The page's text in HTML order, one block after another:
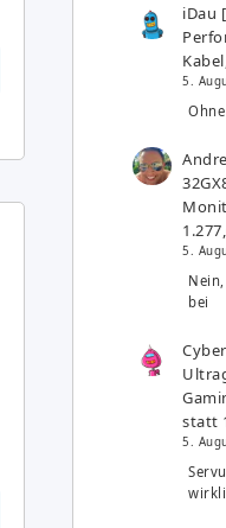
iDau
5.
Andre
5.
bei
statt
5.